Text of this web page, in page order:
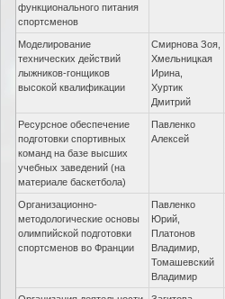
функционального питания
спортсменов
Моделирование
технических действий
лыжников-гонщиков
высокой квалификации
Смирнова Зоя,
Хмельницкая
Ирина,
Хуртик
Дмитрий
Ресурсное обеспечение
подготовки спортивных
команд на базе высших
учебных заведений (на
материале баскетбола)
Павленко
Алексей
Организационно-
методологические основы
олимпийской подготовки
спортсменов во Франции
Павленко
Юрий,
Платонов
Владимир,
Томашевский
Владимир